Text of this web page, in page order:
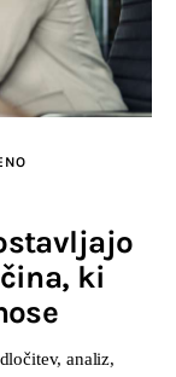
ki
analiz,